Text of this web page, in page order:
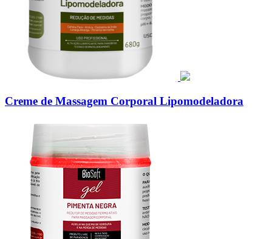
Creme de Massagem Corporal Lipomodeladora